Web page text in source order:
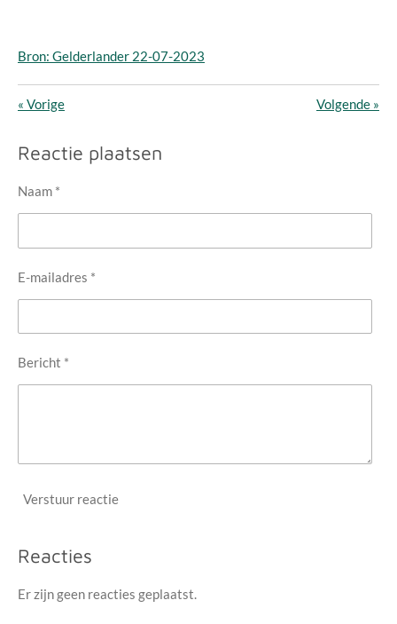
Bron: Gelderlander 22-07-2023
« Vorige Volgende »
Reactie plaatsen
Naam *
E-mailadres *
Bericht *
Verstuur reactie
Reacties
Er zijn geen reacties geplaatst.